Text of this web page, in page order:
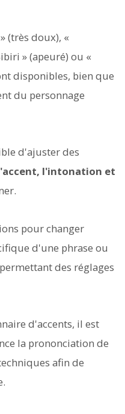
(très doux), «
» (apeuré) ou «
disponibles, bien que
du personnage
d'ajuster des
l'intonation et
pour changer
d'une phrase ou
des réglages
d'accents, il est
la prononciation de
afin de